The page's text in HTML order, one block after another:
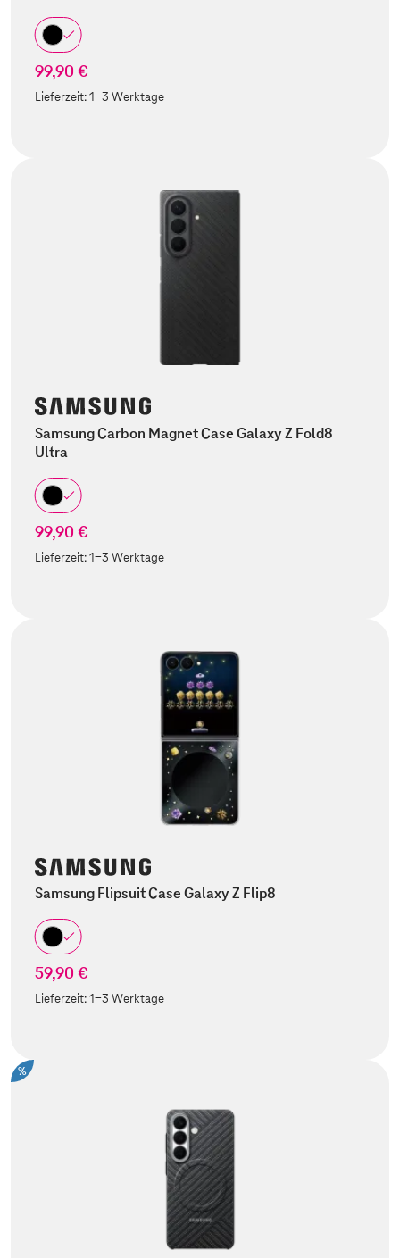
99,90 €
Lieferzeit:1-3 Werktage
Samsung Carbon Magnet Case Galaxy Z Fold8
Ultra
99,90 €
Lieferzeit:1-3 Werktage
Samsung Flipsuit Case Galaxy Z Flip8
59,90 €
Lieferzeit:1-3 Werktage
%